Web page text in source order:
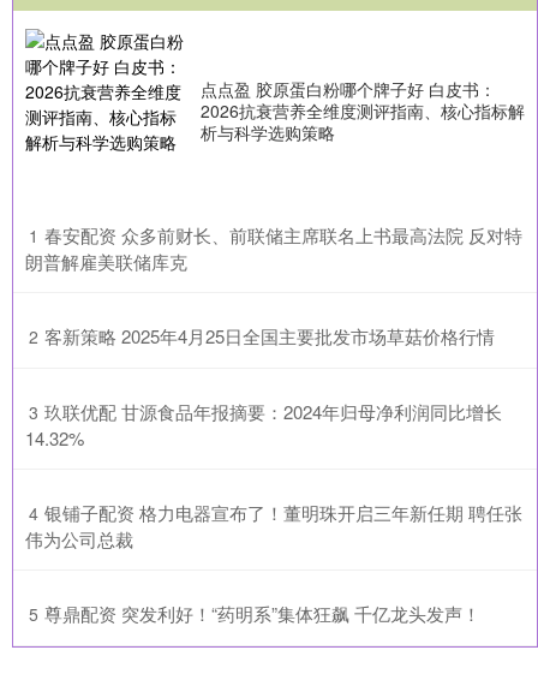
点点盈 胶原蛋白粉哪个牌子好 白皮书：
2026抗衰营养全维度测评指南、核心指标解
析与科学选购策略
1 ​春安配资 众多前财长、前联储主席联名上书最高法院 反对特
朗普解雇美联储库克
2 ​客新策略 2025年4月25日全国主要批发市场草菇价格行情
3 ​玖联优配 甘源食品年报摘要：2024年归母净利润同比增长
14.32%
4 ​银铺子配资 格力电器宣布了！董明珠开启三年新任期 聘任张
伟为公司总裁
5 ​尊鼎配资 突发利好！“药明系”集体狂飙 千亿龙头发声！